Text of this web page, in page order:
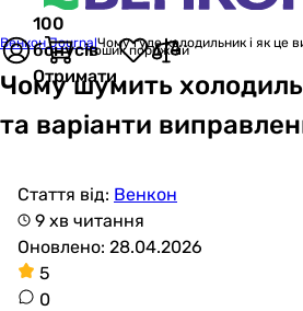
100
бонусів
Отримати
Кошик порожній
Венкон JournalЧому гуде холодильник і як це
Чому шумить
та варіанти
Стаття від: Венкон
9 хв читання
Оновлено: 28.04.2026
5
0